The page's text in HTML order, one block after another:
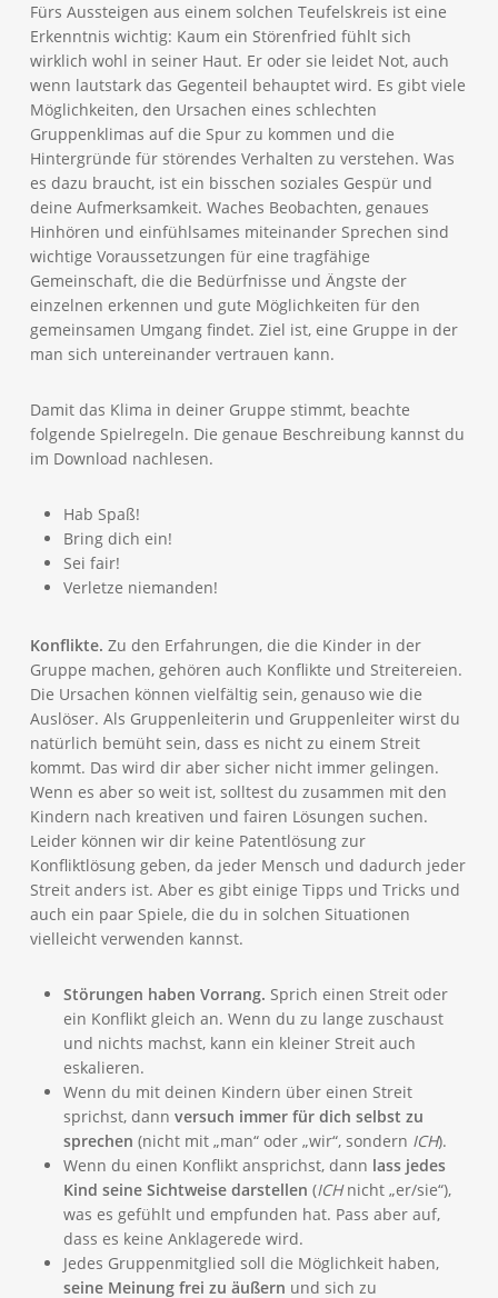
Fürs Aussteigen aus einem solchen Teufelskreis ist eine
Erkenntnis wichtig: Kaum ein Störenfried fühlt sich
wirklich wohl in seiner Haut. Er oder sie leidet Not, auch
wenn lautstark das Gegenteil behauptet wird. Es gibt viele
Möglichkeiten, den Ursachen eines schlechten
Gruppenklimas auf die Spur zu kommen und die
Hintergründe für störendes Verhalten zu verstehen. Was
es dazu braucht, ist ein bisschen soziales Gespür und
deine Aufmerksamkeit. Waches Beobachten, genaues
Hinhören und einfühlsames miteinander Sprechen sind
wichtige Voraussetzungen für eine tragfähige
Gemeinschaft, die die Bedürfnisse und Ängste der
einzelnen erkennen und gute Möglichkeiten für den
gemeinsamen Umgang findet. Ziel ist, eine Gruppe in der
man sich untereinander vertrauen kann.
Damit das Klima in deiner Gruppe stimmt, beachte
folgende Spielregeln. Die genaue Beschreibung kannst du
im Download nachlesen.
Hab Spaß!
Bring dich ein!
Sei fair!
Verletze niemanden!
Konflikte. Zu den Erfahrungen, die die Kinder in der
Gruppe machen, gehören auch Konflikte und Streitereien.
Die Ursachen können vielfältig sein, genauso wie die
Auslöser. Als Gruppenleiterin und Gruppenleiter wirst du
natürlich bemüht sein, dass es nicht zu einem Streit
kommt. Das wird dir aber sicher nicht immer gelingen.
Wenn es aber so weit ist, solltest du zusammen mit den
Kindern nach kreativen und fairen Lösungen suchen.
Leider können wir dir keine Patentlösung zur
Konfliktlösung geben, da jeder Mensch und dadurch jeder
Streit anders ist. Aber es gibt einige Tipps und Tricks und
auch ein paar Spiele, die du in solchen Situationen
vielleicht verwenden kannst.
Störungen haben Vorrang. Sprich einen Streit oder
ein Konflikt gleich an. Wenn du zu lange zuschaust
und nichts machst, kann ein kleiner Streit auch
eskalieren.
Wenn du mit deinen Kindern über einen Streit
sprichst, dann versuch immer für dich selbst zu
sprechen (nicht mit „man“ oder „wir“, sondern ICH).
Wenn du einen Konflikt ansprichst, dann lass jedes
Kind seine Sichtweise darstellen (ICHnicht „er/sie“),
was es gefühlt und empfunden hat. Pass aber auf,
dass es keine Anklagerede wird.
Jedes Gruppenmitglied soll die Möglichkeit haben,
seine Meinung frei zu äußern und sich zu